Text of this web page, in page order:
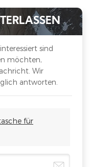
sind
möchten,
Wir
antworten.
für